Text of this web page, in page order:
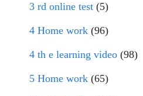
3 rd online test (5)
4 Home work (96)
4 th e learning video (98)
5 Home work (65)